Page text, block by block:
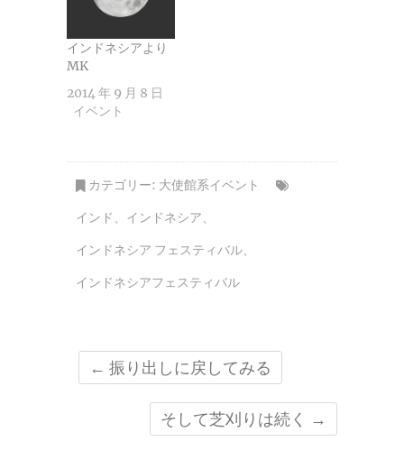
インドネシアより
MK
2014 年 9 月 8 日
イベント
カテゴリー: 大使館系イベント
インド
インドネシア
インドネシア フェスティバル
インドネシアフェスティバル
← 振り出しに戻してみる
そして芝刈りは続く →